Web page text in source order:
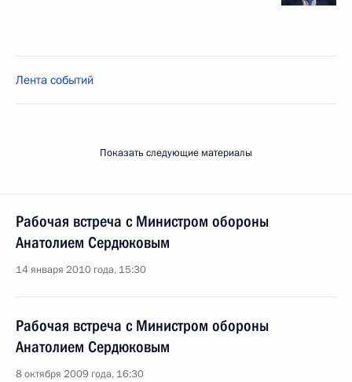
Лента событий
Показать следующие материалы
Рабочая встреча с Министром обороны
Анатолием Сердюковым
14 января 2010 года, 15:30
Рабочая встреча с Министром обороны
Анатолием Сердюковым
8 октября 2009 года, 16:30